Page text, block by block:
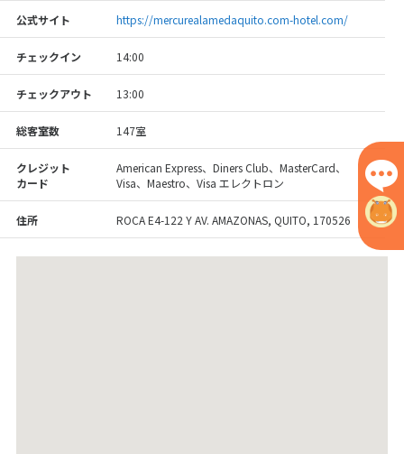
公式サイト https://mercurealamedaquito.com-hotel.com/
チェックイン 14:00
チェックアウト 13:00
総客室数 147室
クレジット
カード
American Express、Diners Club、MasterCard、
Visa、Maestro、Visa エレクトロン
住所 ROCA E4-122 Y AV. AMAZONAS, QUITO, 170526